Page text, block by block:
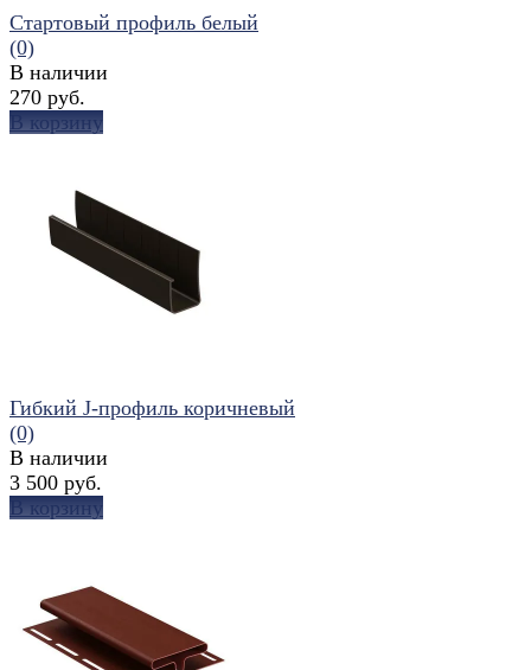
избранное сравнить
Стартовый профиль белый
(0)
В наличии
270 руб.
В корзину
избранное сравнить
Гибкий J-профиль коричневый
(0)
В наличии
3 500 руб.
В корзину